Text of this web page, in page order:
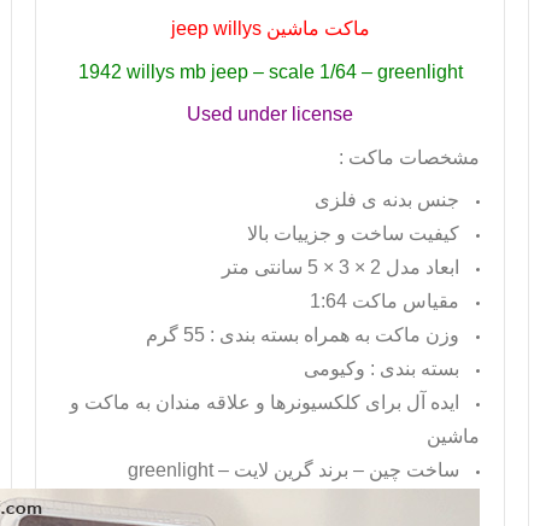
ماکت ماشینjeep willys
1942 willys mb jeep – scale 1/64 – greenlight
Used under license
مشخصات ماکت :
جنس بدنه ی فلزی
کیفیت ساخت و جزییات بالا
ابعاد مدل 2 × 3 × 5 سانتی متر
مقیاس ماکت 1:64
وزن ماکت به همراه بسته بندی : 55 گرم
بسته بندی : وکیومی
ایده آل برای کلکسیونرها و علاقه مندان به ماکت و
ماشین
ساخت چین – برند گرین لایت –greenlight